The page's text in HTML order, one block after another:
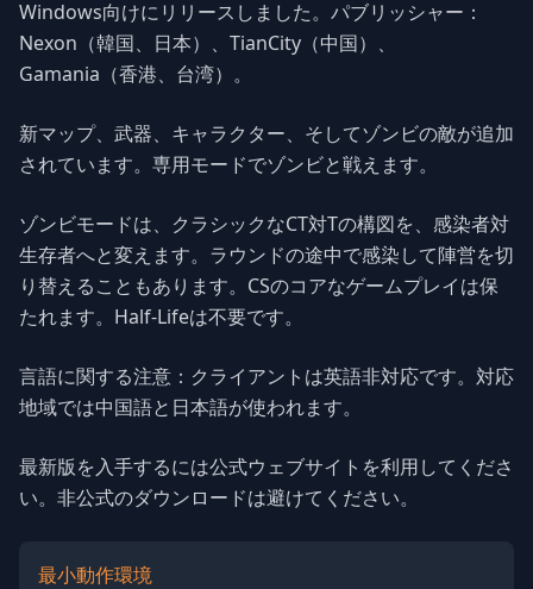
Windows向けにリリースしました。パブリッシャー：
Nexon（韓国、日本）、TianCity（中国）、
Gamania（香港、台湾）。
新マップ、武器、キャラクター、そしてゾンビの敵が追加
されています。専用モードでゾンビと戦えます。
ゾンビモードは、クラシックなCT対Tの構図を、感染者対
生存者へと変えます。ラウンドの途中で感染して陣営を切
り替えることもあります。CSのコアなゲームプレイは保
たれます。Half-Lifeは不要です。
言語に関する注意：クライアントは英語非対応です。対応
地域では中国語と日本語が使われます。
最新版を入手するには公式ウェブサイトを利用してくださ
い。非公式のダウンロードは避けてください。
最小動作環境